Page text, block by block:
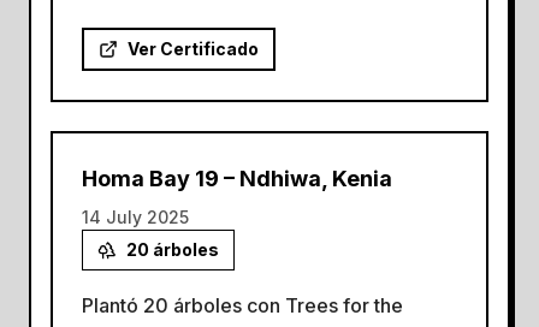
Ver Certificado
Homa Bay 19 – Ndhiwa, Kenia
14 July 2025
20 árboles
Plantó 20 árboles con Trees for the